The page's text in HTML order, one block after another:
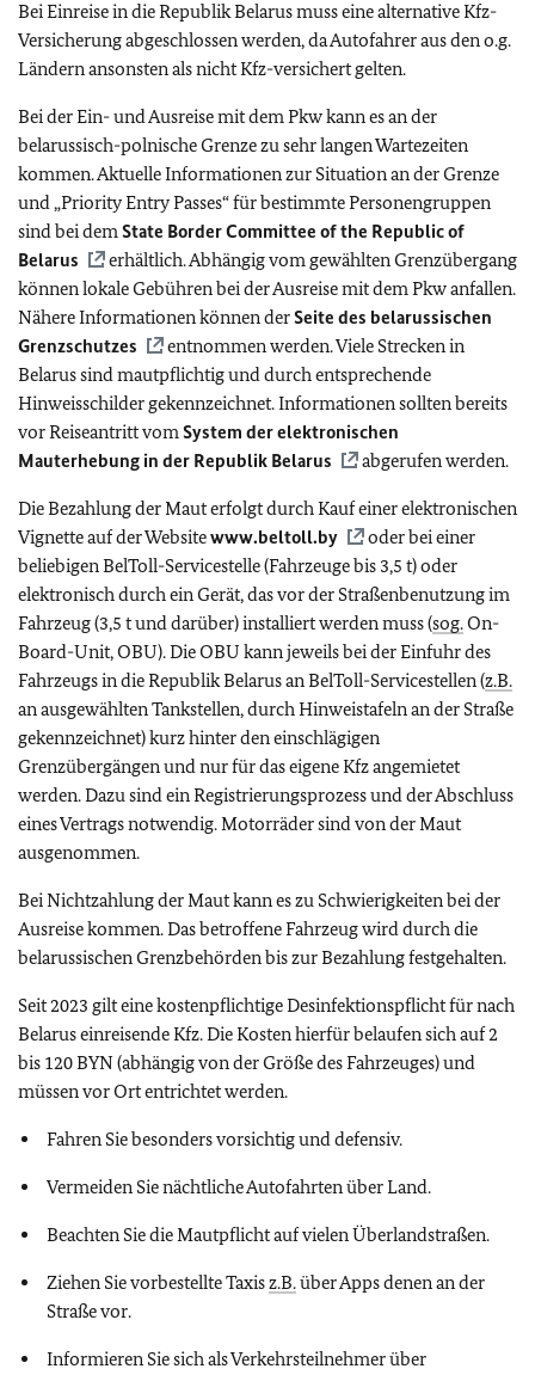
Bei Einreise in die Republik Belarus muss eine alternative Kfz-
Versicherung abgeschlossen werden, da Autofahrer aus den o.g.
Ländern ansonsten als nicht Kfz-versichert gelten.
Bei der Ein- und Ausreise mit dem Pkw kann es an der
belarussisch-polnische Grenze zu sehr langen Wartezeiten
kommen.Aktuelle Informationen zur Situation an der Grenze
und „Priority Entry Passes“ für bestimmte Personengruppen
sind bei demState Border Committee of the Republic of
Belarus
erhältlich. Abhängig vom gewählten Grenzübergang
können lokale Gebühren bei der Ausreise mit dem Pkw anfallen.
Nähere Informationen können derSeite des belarussischen
Grenzschutzes
entnommen werden. Viele Strecken in
Belarus sind mautpflichtig und durch entsprechende
Hinweisschilder gekennzeichnet. Informationen sollten bereits
vor Reiseantritt vomSystem der elektronischen
Mauterhebung in der Republik Belarus
abgerufen werden.
Die Bezahlung der Maut erfolgt durch Kauf einer elektronischen
Vignette auf der Websitewww.beltoll.by
oder bei einer
beliebigen BelToll-Servicestelle (Fahrzeuge bis 3,5 t) oder
elektronisch durch ein Gerät, das vor der Straßenbenutzung im
Fahrzeug (3,5 t und darüber) installiert werden muss (sog.On-
Board-Unit, OBU). Die OBU kann jeweils bei der Einfuhr des
Fahrzeugs in die Republik Belarus an BelToll-Servicestellen (z.B.
an ausgewählten Tankstellen, durch Hinweistafeln an der Straße
gekennzeichnet) kurz hinter den einschlägigen
Grenzübergängen und nur für das eigene Kfz angemietet
werden. Dazu sind ein Registrierungsprozess und der Abschluss
eines Vertrags notwendig. Motorräder sind von der Maut
ausgenommen.
Bei Nichtzahlung der Maut kann es zu Schwierigkeiten bei der
Ausreise kommen. Das betroffene Fahrzeug wird durch die
belarussischen Grenzbehörden bis zur Bezahlung festgehalten.
Seit 2023 gilt eine kostenpflichtige Desinfektionspflicht für nach
Belarus einreisende Kfz. Die Kosten hierfür belaufen sich auf 2
bis 120 BYN (abhängig von der Größe des Fahrzeuges) und
müssen vor Ort entrichtet werden.
Fahren Sie besonders vorsichtig und defensiv.
Vermeiden Sie nächtliche Autofahrten über Land.
Beachten Sie die Mautpflicht auf vielen Überlandstraßen.
Ziehen Sie vorbestellte Taxisz.B.über Apps denen an der
Straße vor.
Informieren Sie sich als Verkehrsteilnehmer über